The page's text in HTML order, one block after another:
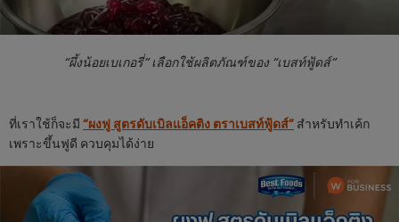
“ผึ้งน้อยเบเกอรี่” เลือกใช้ผลิตภัณฑ์ของ “เบสท์ฟู้ดส์”
ที่เราใช้ก็จะมี “ผงฟู สูตรดับเบิลแอ็คติง ตราเบสท์ฟู้ดส์” สำหรับทำเค้ก
เพราะขึ้นฟูดี ควบคุมได้ง่าย